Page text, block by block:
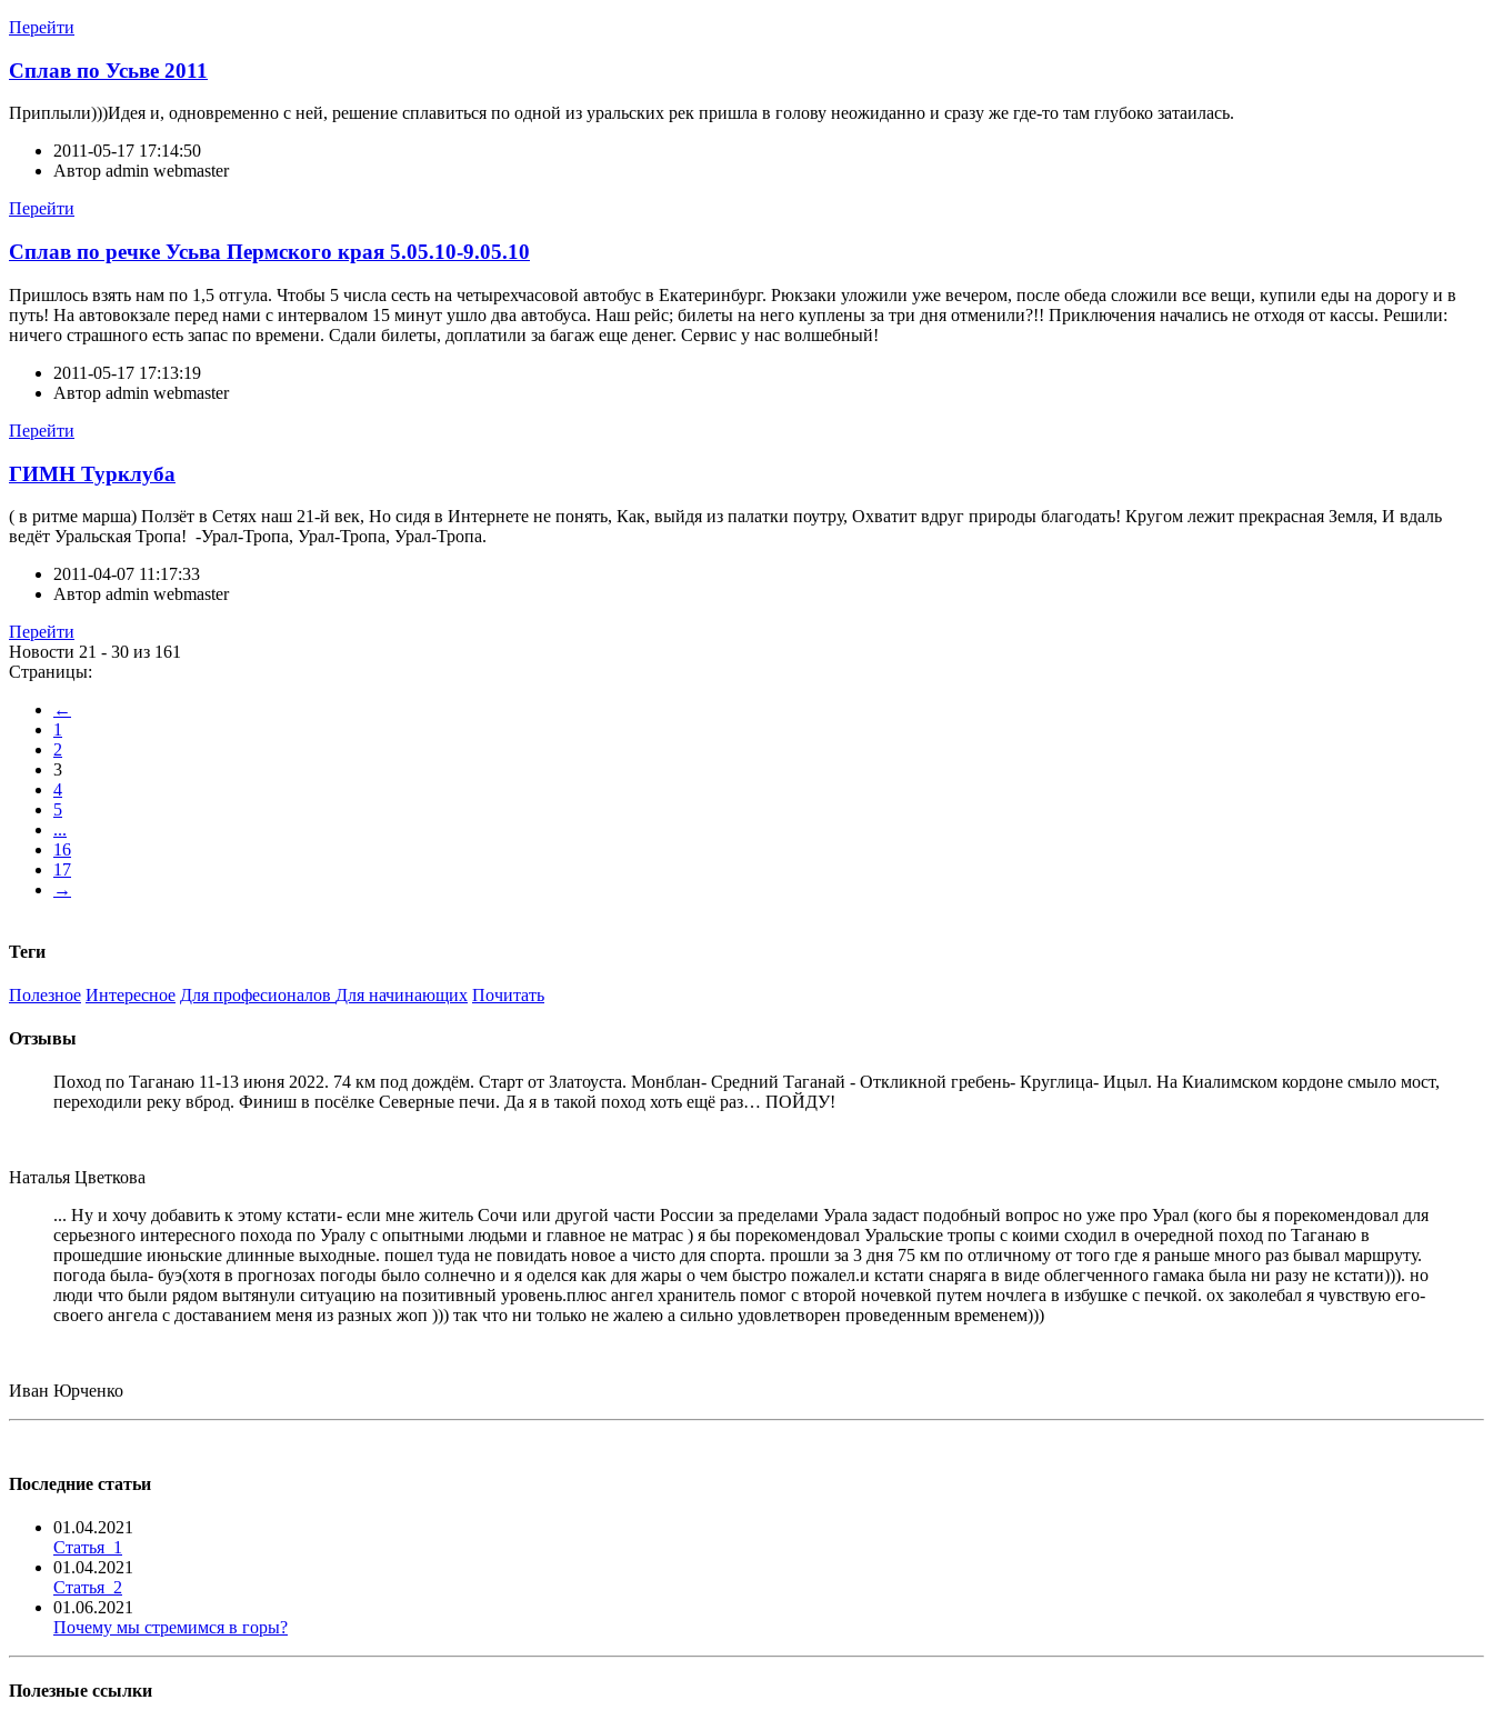
Перейти
Сплав по Усьве 2011
Приплыли)))Идея и, одновременно с ней, решение сплавиться по одной из уральских рек пришла в голову неожиданно и сразу же где-то там глубоко затаилась.
2011-05-17 17:14:50
Автор admin webmaster
Перейти
Сплав по речке Усьва Пермского края 5.05.10-9.05.10
Пришлось взять нам по 1,5 отгула. Чтобы 5 числа сесть на четырехчасовой автобус в Екатеринбург. Рюкзаки уложили уже вечером, после обеда сложили все вещи, купили еды на дорогу и в
путь! На автовокзале перед нами с интервалом 15 минут ушло два автобуса. Наш рейс; билеты на него куплены за три дня отменили?!! Приключения начались не отходя от кассы. Решили:
ничего страшного есть запас по времени. Сдали билеты, доплатили за багаж еще денег. Сервис у нас волшебный!
2011-05-17 17:13:19
Автор admin webmaster
Перейти
ГИМН Турклуба
( в ритме марша) Ползёт в Сетях наш 21-й век, Но сидя в Интернете не понять, Как, выйдя из палатки поутру, Охватит вдруг природы благодать! Кругом лежит прекрасная Земля, И вдаль
ведёт Уральская Тропа! -Урал-Тропа, Урал-Тропа, Урал-Тропа.
2011-04-07 11:17:33
Автор admin webmaster
Перейти
Новости 21 - 30 из 161
Страницы:
←
1
2
3
4
5
...
16
17
→
Теги
Полезное Интересное Для професионалов Для начинающих Почитать
Отзывы
Поход по Таганаю 11-13 июня 2022. 74 км под дождём. Старт от Златоуста. Монблан- Средний Таганай - Откликной гребень- Круглица- Ицыл. На Киалимском кордоне смыло мост,
переходили реку вброд. Финиш в посёлке Северные печи. Да я в такой поход хоть ещё раз… ПОЙДУ!
Наталья Цветкова
... Ну и хочу добавить к этому кстати- если мне житель Сочи или другой части России за пределами Урала задаст подобный вопрос но уже про Урал (кого бы я порекомендовал для
серьезного интересного похода по Уралу с опытными людьми и главное не матрас ) я бы порекомендовал Уральские тропы с коими сходил в очередной поход по Таганаю в
прошедшие июньские длинные выходные. пошел туда не повидать новое а чисто для спорта. прошли за 3 дня 75 км по отличному от того где я раньше много раз бывал маршруту.
погода была- буэ(хотя в прогнозах погоды было солнечно и я оделся как для жары о чем быстро пожалел.и кстати снаряга в виде облегченного гамака была ни разу не кстати))). но
люди что были рядом вытянули ситуацию на позитивный уровень.плюс ангел хранитель помог с второй ночевкой путем ночлега в избушке с печкой. ох заколебал я чувствую его-
своего ангела с доставанием меня из разных жоп ))) так что ни только не жалею а сильно удовлетворен проведенным временем)))
Иван Юрченко
Последние статьи
01.04.2021
Статья_1
01.04.2021
Статья_2
01.06.2021
Почему мы стремимся в горы?
Полезные ссылки